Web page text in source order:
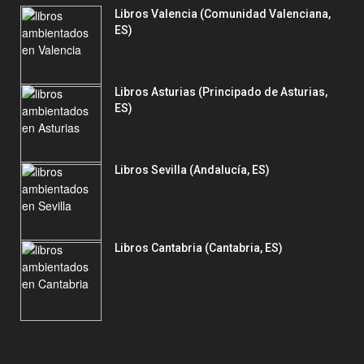
Libros Valencia (Comunidad Valenciana,
ES)
Libros Asturias (Principado de Asturias,
ES)
Libros Sevilla (Andalucía, ES)
Libros Cantabria (Cantabria, ES)